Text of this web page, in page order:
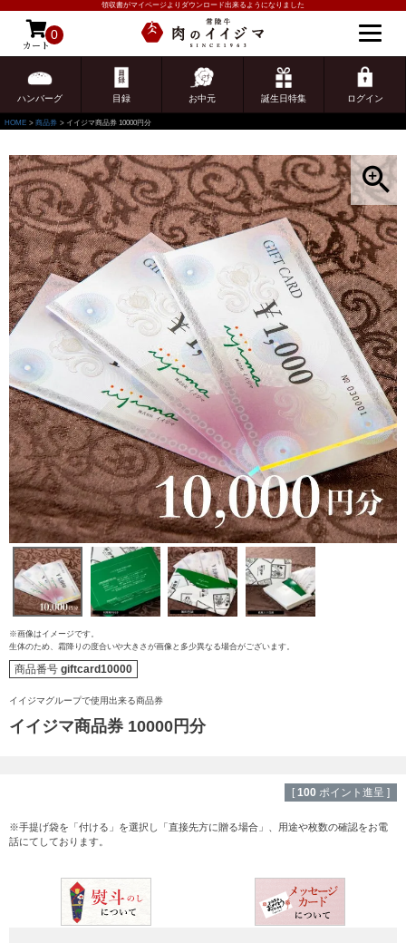
領収書がマイページよりダウンロード出来るようになりました
カート
0
ハンバーグ 目録 お中元 誕生日特集 ログイン
ゲスト 様こんにちは
ログイン
ご注文ガイド
配送・送料
ショップ一覧
食べ方からから探す
すき焼き
焼き肉
ステーキ
HOME 商品券 イイジマ商品券 10000円分
※画像はイメージです。
生体のため、霜降りの度合いや大きさが画像と多少異なる場合がございます。
商品番号 giftcard10000
イイジマグループで使用出来る商品券
イイジマ商品券 10000円分
[ 100 ポイント進呈 ]
※手提げ袋を「付ける」を選択し「直接先方に贈る場合」、用途や枚数の確認をお電
話にてしております。